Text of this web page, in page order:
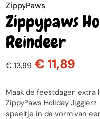
ZippyPaws
Zippypaws
Reindeer
€ 13,99 € 11,89
Maak de feestdagen extra
ZippyPaws Holiday
speeltje in de vorm van